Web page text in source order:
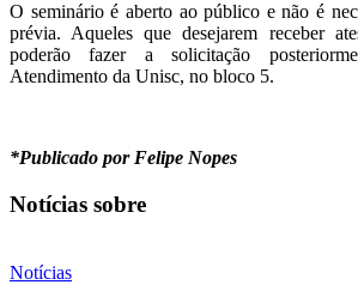
O seminário é aberto ao público e não é
prévia. Aqueles que desejarem receber
poderão fazer a solicitação
Atendimento da Unisc, no bloco 5.
*Publicado por Felipe Nopes
Notícias sobre
Notícias